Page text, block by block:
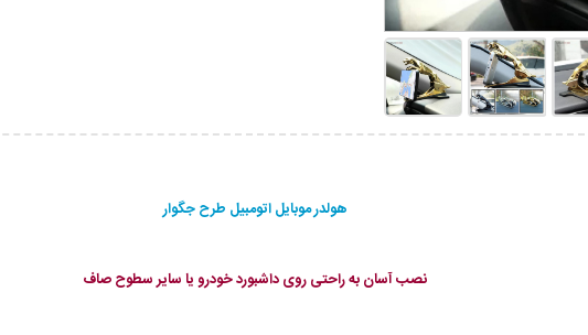
هولدر موبایل اتومبیل طرح جگوار
نصب آسان به راحتی روی داشبورد خودرو یا سایر سطوح صاف